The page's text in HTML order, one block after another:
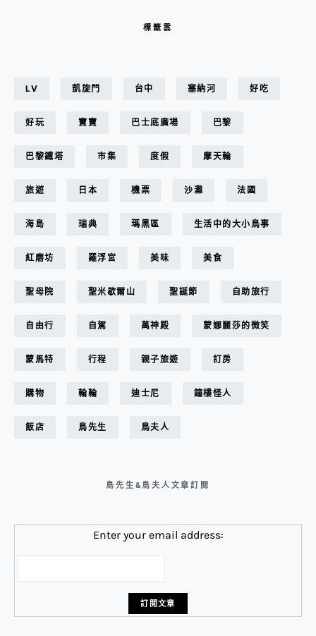
標籤雲
LV 凱旋門 台中 塞納河 好吃
好玩 寶寶 巴士底廣場 巴黎
巴黎鐵塔 市集 度假 摩天輪
旅遊 日本 機票 沙灘 法國
海島 瑞典 瑪黑區 生活中的大小鳥事
紅磨坊 羅浮宮 美味 美食
聖母院 聖米歇爾山 聖誕節 自助旅行
自由行 自駕 萬神殿 蒙娜麗莎的微笑
蒙馬特 行程 親子旅遊 訂房
購物 輪輪 迪士尼 鐘樓怪人
飯店 鳥先生 鳥夫人
鳥先生&鳥夫人文章訂閱
Enter your email address: